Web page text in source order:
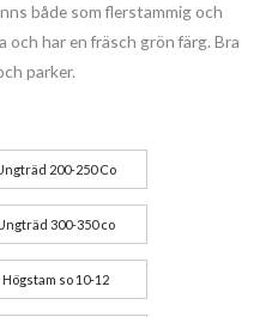
både som flerstammig och
och har en fräsch grön färg. Bra
parker.
200-250 Co
300-350 co
Högstam so 10-12